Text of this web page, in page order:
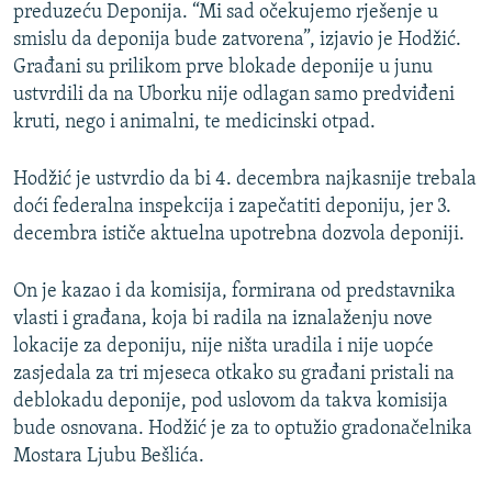
preduzeću Deponija. “Mi sad očekujemo rješenje u
smislu da deponija bude zatvorena”, izjavio je Hodžić.
Građani su prilikom prve blokade deponije u junu
ustvrdili da na Uborku nije odlagan samo predviđeni
kruti, nego i animalni, te medicinski otpad.
Hodžić je ustvrdio da bi 4. decembra najkasnije trebala
doći federalna inspekcija i zapečatiti deponiju, jer 3.
decembra ističe aktuelna upotrebna dozvola deponiji.
On je kazao i da komisija, formirana od predstavnika
vlasti i građana, koja bi radila na iznalaženju nove
lokacije za deponiju, nije ništa uradila i nije uopće
zasjedala za tri mjeseca otkako su građani pristali na
deblokadu deponije, pod uslovom da takva komisija
bude osnovana. Hodžić je za to optužio gradonačelnika
Mostara Ljubu Bešlića.